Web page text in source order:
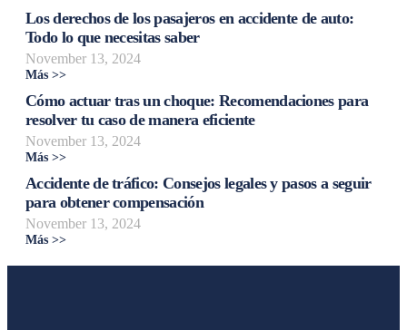
Los derechos de los pasajeros en accidente de auto:
Todo lo que necesitas saber
November 13, 2024
Más >>
Cómo actuar tras un choque: Recomendaciones para
resolver tu caso de manera eficiente
November 13, 2024
Más >>
Accidente de tráfico: Consejos legales y pasos a seguir
para obtener compensación
November 13, 2024
Más >>